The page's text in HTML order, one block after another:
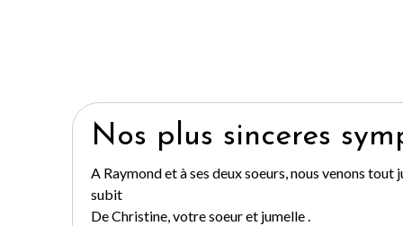
Nos plus sinceres
A Raymond et à ses deux soeurs, nous venons tout
subit
De Christine, votre soeur et jumelle .